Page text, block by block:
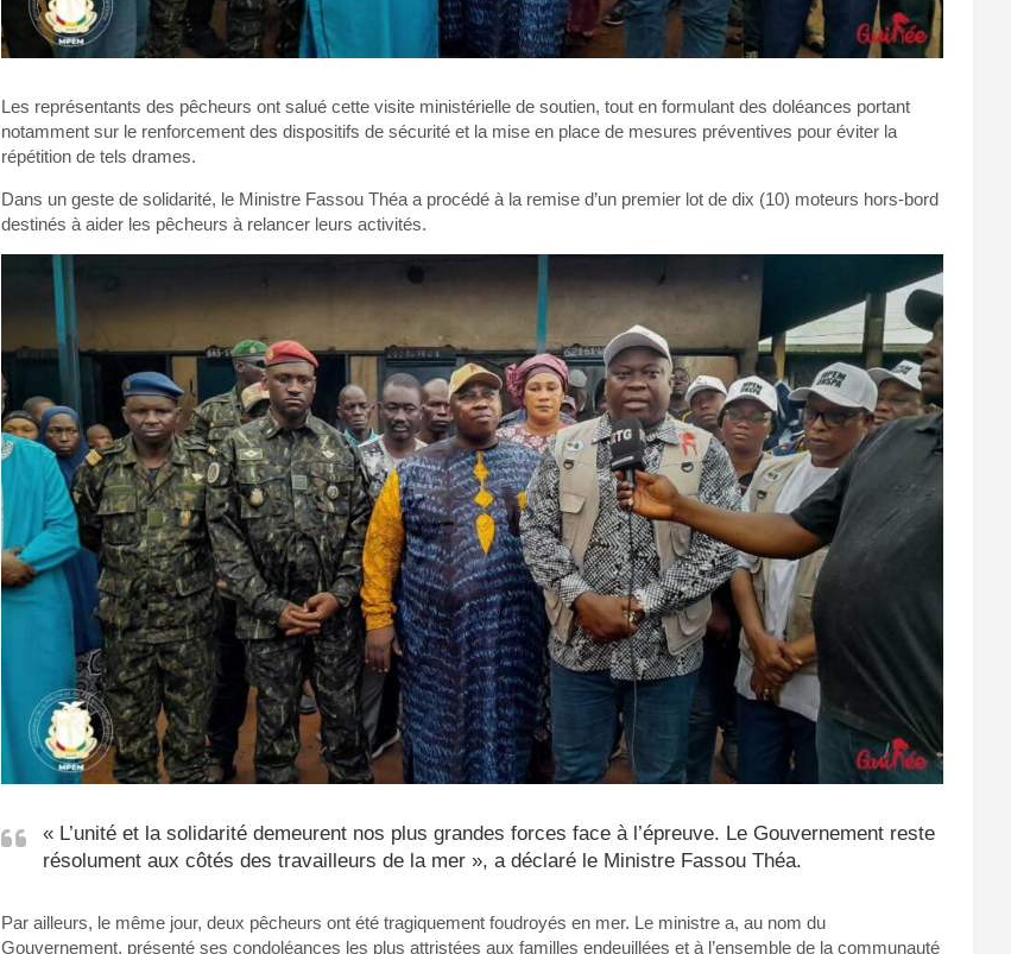
Les représentants des pêcheurs ont salué cette visite ministérielle de soutien, tout en formulant des doléances portant
notamment sur le renforcement des dispositifs de sécurité et la mise en place de mesures préventives pour éviter la
répétition de tels drames.
Dans un geste de solidarité, le Ministre Fassou Théa a procédé à la remise d’un premier lot de dix (10) moteurs hors-bord
destinés à aider les pêcheurs à relancer leurs activités.
« L’unité et la solidarité demeurent nos plus grandes forces face à l’épreuve. Le Gouvernement reste
résolument aux côtés des travailleurs de la mer », a déclaré le Ministre Fassou Théa.
Par ailleurs, le même jour, deux pêcheurs ont été tragiquement foudroyés en mer. Le ministre a, au nom du
Gouvernement, présenté ses condoléances les plus attristées aux familles endeuillées et à l’ensemble de la communauté